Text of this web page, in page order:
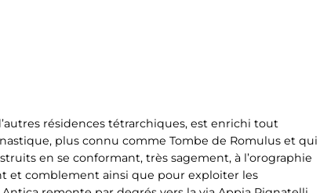
résidences tétrarchiques, est enrichi tout
plus connu comme Tombe de Romulus et qui
en se conformant, très sagement, à l’orographie
et comblement ainsi que pour exploiter les